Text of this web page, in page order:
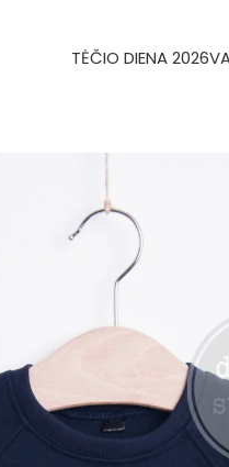
TĖČIO DIENA 2026